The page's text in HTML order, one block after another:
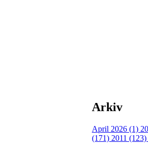
Arkiv
April 2026 (1)
(171) 2011 (123)